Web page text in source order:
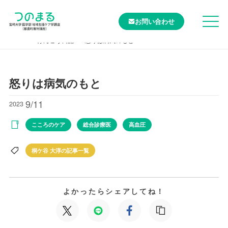
お問い合わせ
怒りは病気のもと
2023 9/11
こころのケア 総合診療医 高血圧
桐ケ谷 大淳の記事一覧
よかったらシェアしてね！